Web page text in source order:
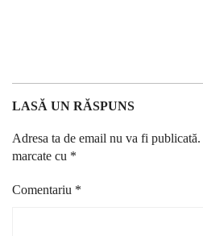
LASĂ UN RĂSPUNS
Adresa ta de email nu va fi publicată.
marcate cu *
Comentariu *